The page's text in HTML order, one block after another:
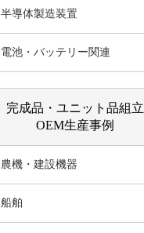
半導体製造装置
電池・バッテリー関連
完成品・ユニット品組立
OEM生産事例
農機・建設機器
船舶